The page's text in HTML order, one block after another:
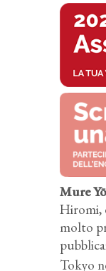
Mure
Hiromi,
molto
Tokyo